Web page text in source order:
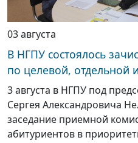
03 августа
В НГПУ состоялось
по целевой, отдельной
3 августа в НГПУ под
Сергея Александровича
заседание приемной
абитуриентов в